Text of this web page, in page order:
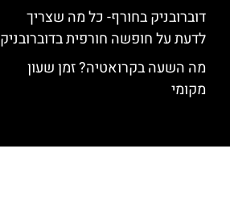
דוברובניק בחורף- כל מה שצריך
לדעת על חופשה חורפית בדוברובניק
מה השעה בקרואטיה? זמן שעון
מקומי